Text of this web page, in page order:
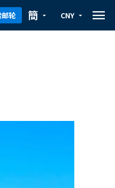
轮 arrow_drop_down
簡 arrow_drop_down
CNY menu